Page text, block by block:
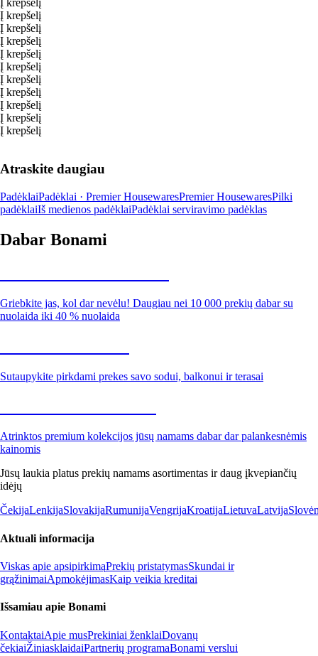
Į krepšelį
Į krepšelį
Į krepšelį
Į krepšelį
Į krepšelį
Į krepšelį
Į krepšelį
Į krepšelį
Į krepšelį
Į krepšelį
Atraskite daugiau
PadėklaiPadėklai · Premier HousewaresPremier HousewaresPilki
padėklaiIš medienos padėklaiPadėklai serviravimo padėklas
Dabar Bonami
Griebkite jas, kol dar nevėlu! Daugiau nei 10 000 prekių dabar su
nuolaida iki 40 % nuolaida
Sutaupykite pirkdami prekes savo sodui, balkonui ir terasai
Atrinktos premium kolekcijos jūsų namams dabar dar palankesnėmis
kainomis
Jūsų laukia platus prekių namams asortimentas ir daug įkvepiančių
idėjų
ČekijaLenkijaSlovakijaRumunijaVengrijaKroatijaLietuvaLatvija
Aktuali informacija
Viskas apie apsipirkimąPrekių pristatymasSkundai ir
grąžinimaiApmokėjimasKaip veikia kreditai
Išsamiau apie Bonami
KontaktaiApie musPrekiniai ženklaiDovanų
čekiaiŽiniasklaidaiPartnerių programaBonami verslui